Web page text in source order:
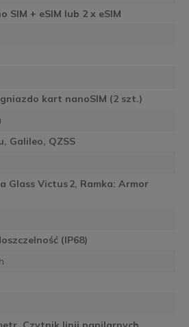
SIM + eSIM lub 2 x eSIM
kart nanoSIM (2 szt.)
Galileo, QZSS
Glass Victus 2, Ramka: Armor
(IP68)